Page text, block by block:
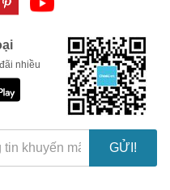
nhiều
GỬI!